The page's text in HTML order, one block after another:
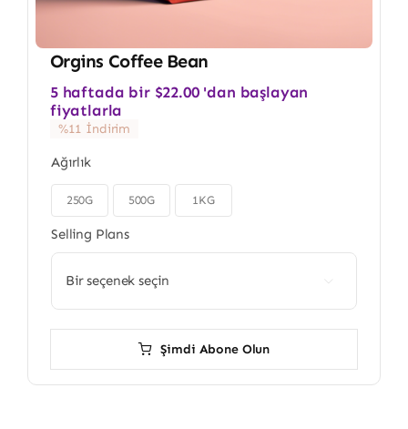
Orgins Coffee Bean
5 haftada bir $22.00 'dan başlayan
fiyatlarla
%11 İndirim
Ağırlık
250G 500G 1KG
Selling Plans
Şimdi Abone Olun